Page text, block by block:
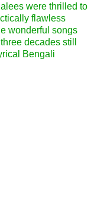
were thrilled to
flawless
wonderful songs
decades still
Bengali